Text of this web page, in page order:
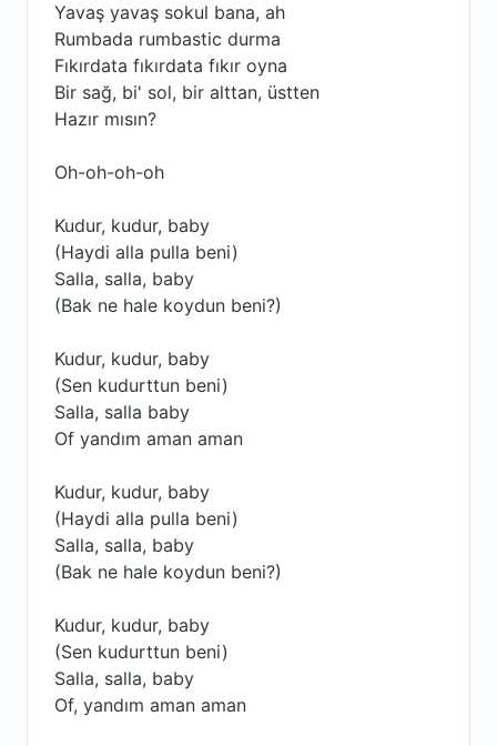
Yavaş yavaş sokul bana, ah
Rumbada rumbastic durma
Fıkırdata fıkırdata fıkır oyna
Bir sağ, bi' sol, bir alttan, üstten
Hazır mısın?
Oh-oh-oh-oh
Kudur, kudur, baby
(Haydi alla pulla beni)
Salla, salla, baby
(Bak ne hale koydun beni?)
Kudur, kudur, baby
(Sen kudurttun beni)
Salla, salla baby
Of yandım aman aman
Kudur, kudur, baby
(Haydi alla pulla beni)
Salla, salla, baby
(Bak ne hale koydun beni?)
Kudur, kudur, baby
(Sen kudurttun beni)
Salla, salla, baby
Of, yandım aman aman